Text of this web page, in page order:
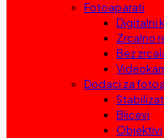
Fotoaparati
Digitalni
Zrcalno
Bez
Dodaci za
Blicevi
Objektivi